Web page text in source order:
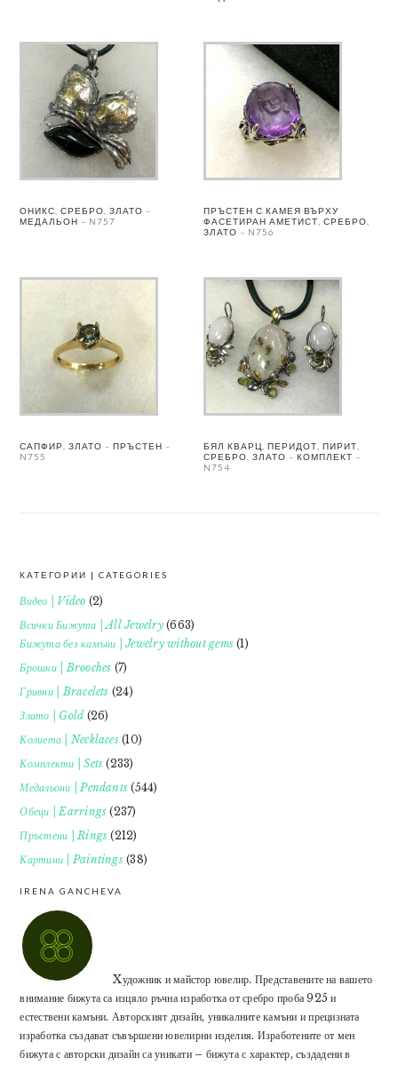
ОНИКС, СРЕБРО, ЗЛАТО –
МЕДАЛЬОН – N757
ПРЪСТЕН С КАМЕЯ ВЪРХУ
ФАСЕТИРАН АМЕТИСТ, СРЕБРО,
ЗЛАТО – N756
САПФИР, ЗЛАТО – ПРЪСТЕН –
N755
БЯЛ КВАРЦ, ПЕРИДОТ, ПИРИТ,
СРЕБРО, ЗЛАТО – КОМПЛЕКТ –
N754
FOOTER
КАТЕГОРИИ | CATEGORIES
Видео | Video (2)
Всички Бижута | All Jewelry(663)
Бижута без камъни | Jewelry without gems (1)
Брошки | Brooches (7)
Гривни | Bracelets (24)
Злато | Gold (26)
Колиета | Necklaces(10)
Комплекти | Sets (233)
Медальони | Pendants (544)
Обеци | Earrings (237)
Пръстени | Rings (212)
Картини | Paintings(38)
IRENA GANCHEVA
Xудожник и майстор ювелир. Представените на вашето
внимание бижута са изцяло ръчна изработка от сребро проба 925 и
естествени камъни. Авторският дизайн, уникалните камъни и прецизната
изработка създават съвършени ювелирни изделия. Изработените от мен
бижута с авторски дизайн са уникати – бижута с характер, създадени в